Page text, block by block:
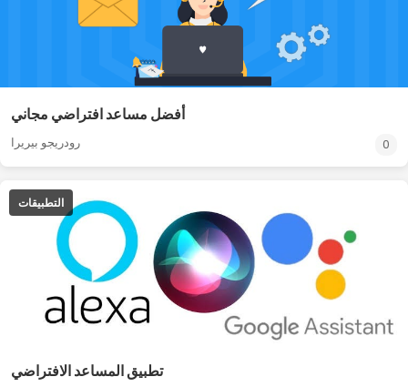
أفضل مساعد افتراضي مجاني
رودريجو بيريرا 0
التطبيقات
تطبيق المساعد الافتراضي